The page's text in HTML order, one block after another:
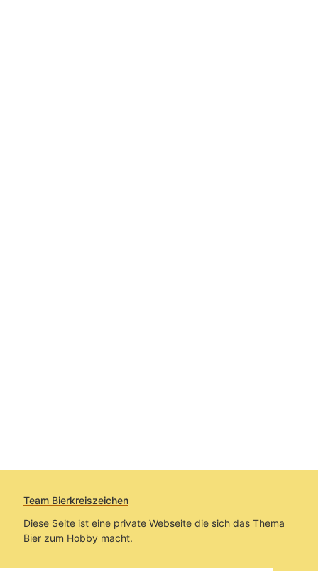
Team Bierkreiszeichen
Diese Seite ist eine private Webseite die sich das Thema
Bier zum Hobby macht.